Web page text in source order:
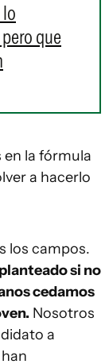
que
la fórmula
a hacerlo
los campos.
si no
cedamos
Nosotros
a